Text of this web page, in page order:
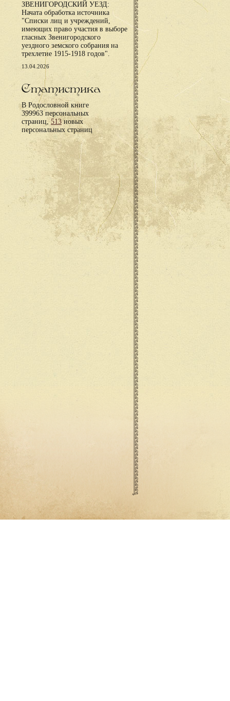
ЗВЕНИГОРОДСКИЙ УЕЗД:
Начата обработка источника
"Списки лиц и учреждений,
имеющих право участия в выборе
гласных Звенигородского
уездного земского собрания на
трехлетие 1915-1918 годов".
13.04.2026
Статистика
В Родословной книге
399963 персональных
страниц,513новых
персональных страниц